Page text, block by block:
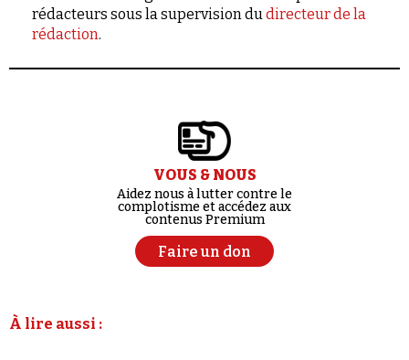
rédacteurs sous la supervision du directeur de la
rédaction.
VOUS & NOUS
Aidez nous à lutter contre le
complotisme et accédez aux
contenus Premium
Faire un don
À lire aussi :